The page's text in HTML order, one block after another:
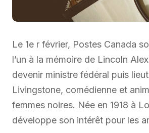
Le 1e r février, Postes Canada
l’un à la mémoire de Lincoln
devenir ministre fédéral puis
Livingstone, comédienne et
femmes noires. Née en 1918 à
développe son intérêt pour les